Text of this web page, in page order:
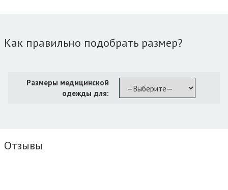
Как правильно подобрать размер?
Размеры медицинской
одежды для:
Отзывы